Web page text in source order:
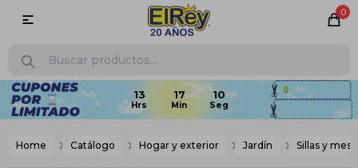
0

13 17 09
Home Catálogo Hogar y exterior Jardín Sillas y